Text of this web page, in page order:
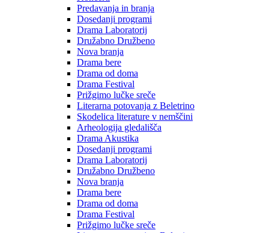
Predavanja in branja
Dosedanji programi
Drama Laboratorij
Družabno Družbeno
Nova branja
Drama bere
Drama od doma
Drama Festival
Prižgimo lučke sreče
Literarna potovanja z Beletrino
Skodelica literature v nemščini
Arheologija gledališča
Drama Akustika
Dosedanji programi
Drama Laboratorij
Družabno Družbeno
Nova branja
Drama bere
Drama od doma
Drama Festival
Prižgimo lučke sreče